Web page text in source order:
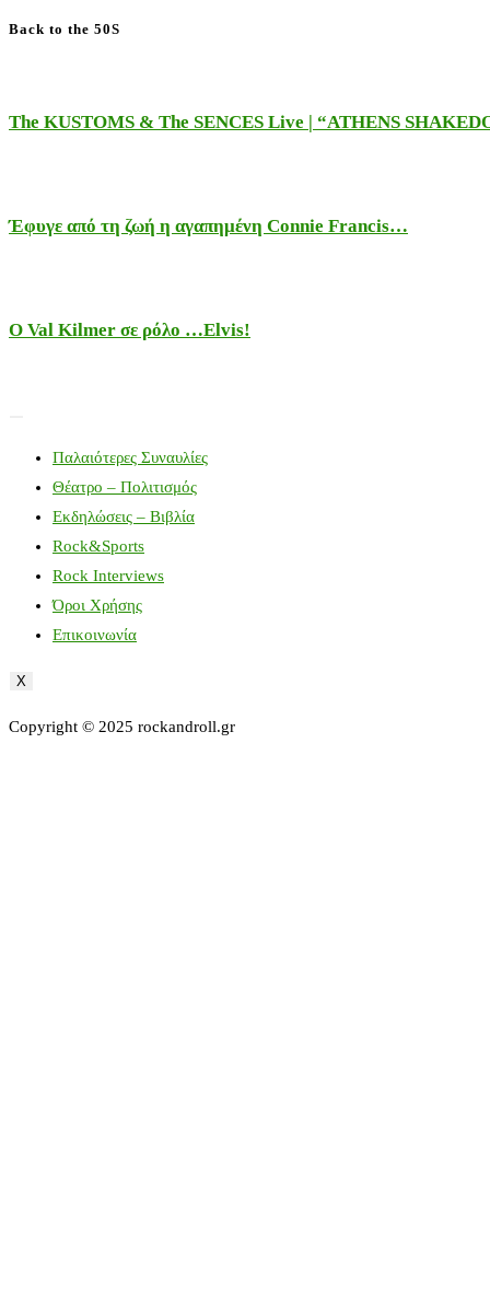
Back to the 50S
The KUSTOMS & The SENCES Live | “ATHENS
Έφυγε από τη ζωή η αγαπημένη Connie Francis…
Ο Val Kilmer σε ρόλο …Elvis!
Παλαιότερες Συναυλίες
Θέατρο – Πολιτισμός
Εκδηλώσεις – Βιβλία
Rock&Sports
Rock Interviews
Όροι Χρήσης
Επικοινωνία
X
Copyright © 2025 rockandroll.gr